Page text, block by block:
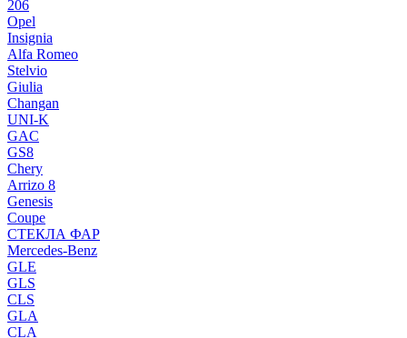
206
Opel
Insignia
Alfa Romeo
Stelvio
Giulia
Changan
UNI-K
GAC
GS8
Chery
Arrizo 8
Genesis
Coupe
СТЕКЛА ФАР
Mercedes-Benz
GLE
GLS
CLS
GLA
CLA